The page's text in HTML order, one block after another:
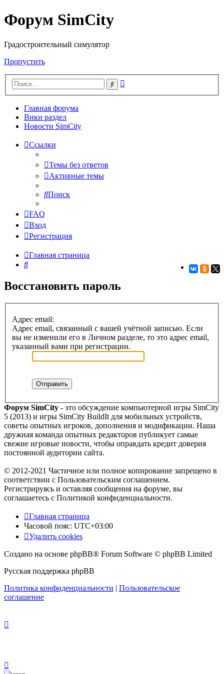
Форум SimCity
Градостроительный симулятор
Пропустить
Поиск
Главная форума
Вики раздел
Новости SimCity
Ссылки
Темы без ответов
Активные темы
Поиск
FAQ
Вход
Регистрация
Главная страница
Поиск
Восстановить пароль
Адрес email:
Адрес email, связанный с вашей учётной записью. Если
вы не изменили его в Личном разделе, то это адрес email,
указанный вами при регистрации.
Форум SimCity - это обсуждение компьютерной игры SimCity
5 (2013) и игры SimCity BuildIt для мобильных устройств,
советы опытных игроков, дополнения и модификации. Наша
дружная команда опытных редакторов публикует самые
свежие игровые новости, чтобы оправдать кредит доверия
постоянной аудитории сайта.
© 2012-2021 Частичное или полное копирование запрещено в
соответствии с Пользовательским соглашением.
Регистрируясь и оставляя сообщения на форуме, вы
соглашаетесь с Политикой конфиденциальности.
Главная страница
Часовой пояс: UTC+03:00
Удалить cookies
Создано на основе phpBB® Forum Software © phpBB Limited
Русская поддержка phpBB
Политика конфиденциальности | Пользовательское
соглашение